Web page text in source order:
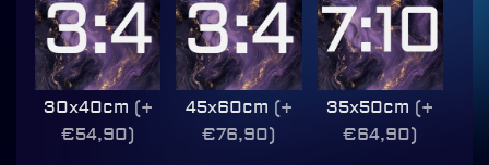
30x40cm (+
€54,90)
45x60cm (+
€76,90)
35x50cm (+
€64,90)